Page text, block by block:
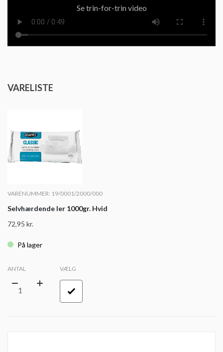
Se trin-for-trin video
VARELISTE
VARENUMMER: 19/0001/2000/000
Selvhærdende ler 1000gr. Hvid
72,95 kr.
På lager
ANTAL VÆLG